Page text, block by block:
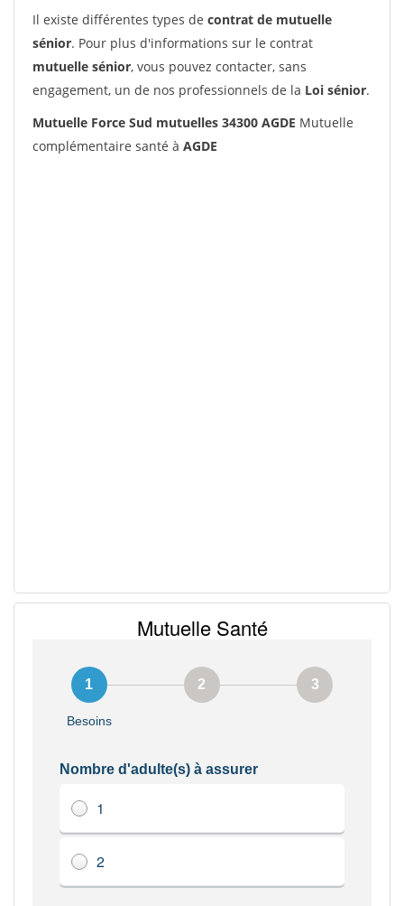
Il existe différentes types de contrat de mutuelle
sénior. Pour plus d'informations sur le contrat
mutuelle sénior, vous pouvez contacter, sans
engagement, un de nos professionnels de la Loi sénior.
Mutuelle Force Sud mutuelles 34300 AGDE Mutuelle
complémentaire santé à AGDE